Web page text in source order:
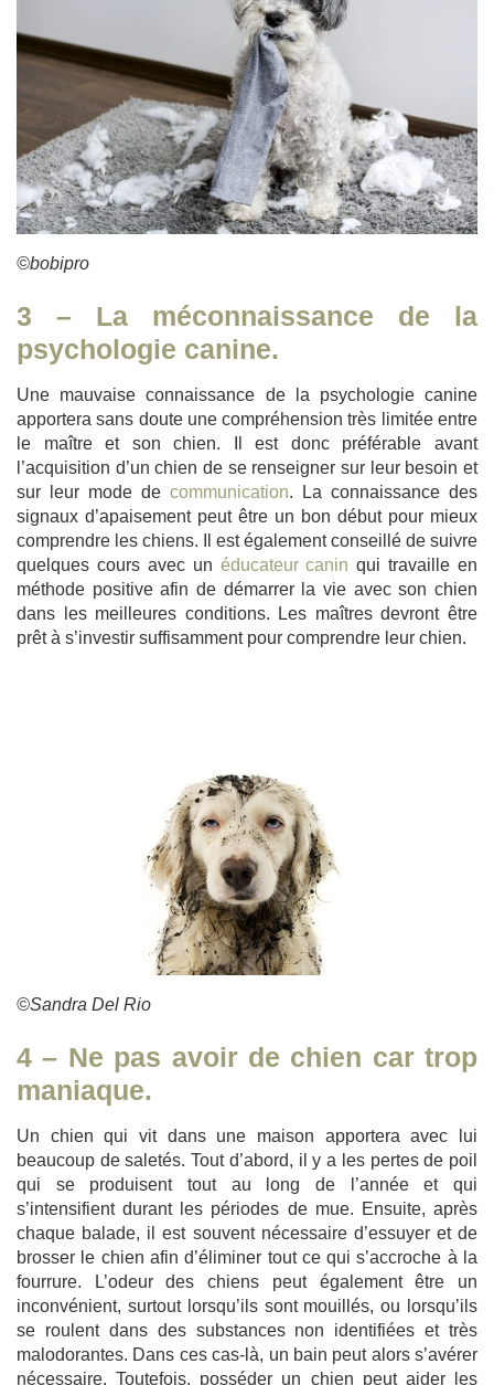
©bobipro
3 – La méconnaissance de la
psychologie canine.
Une mauvaise connaissance de la psychologie canine
apportera sans doute une compréhension très limitée entre
le maître et son chien. Il est donc préférable avant
l’acquisition d’un chien de se renseigner sur leur besoin et
sur leur mode de communication. La connaissance des
signaux d’apaisement peut être un bon début pour mieux
comprendre les chiens. Il est également conseillé de suivre
quelques cours avec un éducateur canin qui travaille en
méthode positive afin de démarrer la vie avec son chien
dans les meilleures conditions. Les maîtres devront être
prêt à s’investir suffisamment pour comprendre leur chien.
©Sandra Del Rio
4 – Ne pas avoir de chien car trop
maniaque.
Un chien qui vit dans une maison apportera avec lui
beaucoup de saletés. Tout d’abord, il y a les pertes de poil
qui se produisent tout au long de l’année et qui
s’intensifient durant les périodes de mue. Ensuite, après
chaque balade, il est souvent nécessaire d’essuyer et de
brosser le chien afin d’éliminer tout ce qui s’accroche à la
fourrure. L’odeur des chiens peut également être un
inconvénient, surtout lorsqu’ils sont mouillés, ou lorsqu’ils
se roulent dans des substances non identifiées et très
malodorantes. Dans ces cas-là, un bain peut alors s’avérer
nécessaire. Toutefois, posséder un chien peut aider les